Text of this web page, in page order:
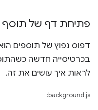
פתיחת דף של תוסף
דפוס נפוץ של תוספים
בכרטיסייה חדשה
לראות איך עושים את זה.
background.js: